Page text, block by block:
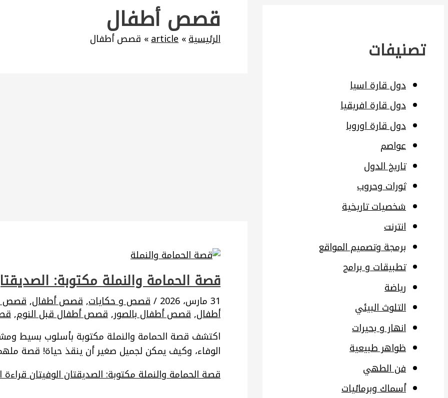
تصنيفات
دول قارة اسيا
دول قارة افريقيا
دول قارة اوروبا
عواصم
تاريخ الدول
ثورات وحروب
شخصيات تاريخية
انترنت
برمجة وتصميم المواقع
تطبيقات و برامج
رياضة
التلوث البيئي
انهار و بحيرات
ظواهر طبيعية
فن الطهي
أسماك وبرمائيات
قصص أطفال
الرئيسية article قصص أطفال
قصة الحمامة والنملة مكتوبة:
31 مارس، 2026 /قصص و حكايات,قصص أطفال,قصص
أطفال,قصص أطفال بالصور,قصص أطفال قبل النوم,
اكتشف قصة الحمامة والنملة مكتوبة بأسلوب بسيط
الوفاء، وكيف يمكن لجميل صغير أن ينقذ حياة! قصة
قصة الحمامة والنملة مكتوبة: الصديقتان الوفيتانقراءة